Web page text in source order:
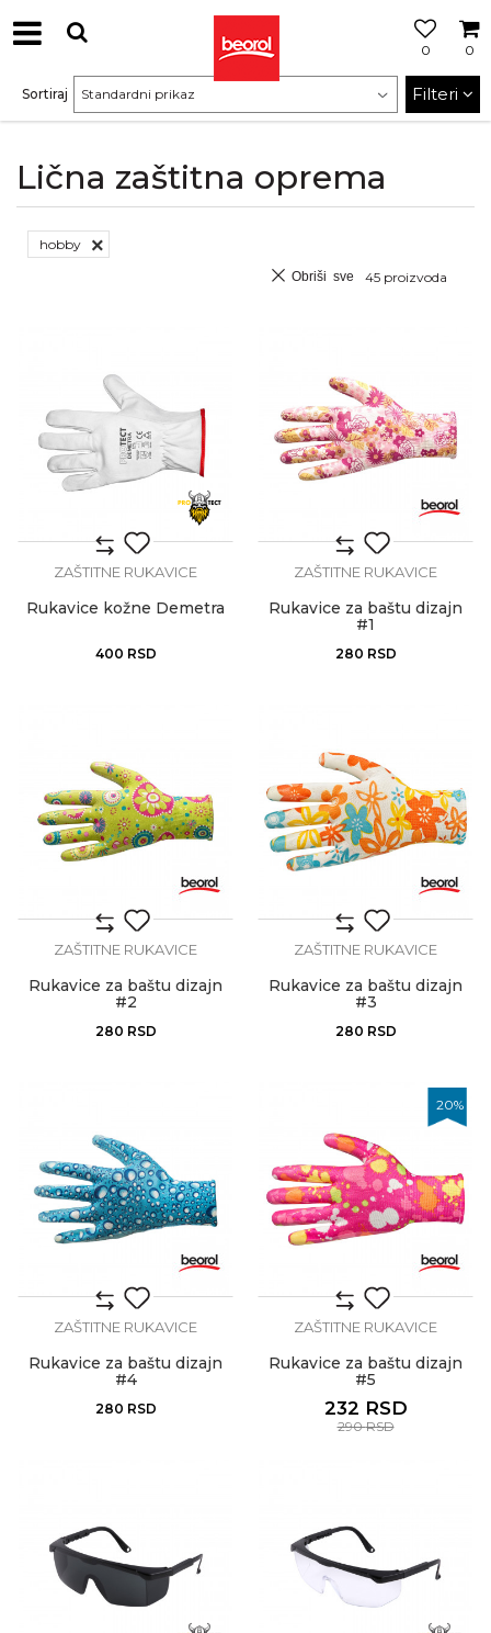
0
0
Lična zaštitna oprema
Sortiraj Filteri
hobby
45 proizvoda
Obriši sve
ZAŠTITNE RUKAVICE
Rukavice kožne Demetra
400 RSD
ZAŠTITNE RUKAVICE
Rukavice za baštu dizajn
#1
280 RSD
ZAŠTITNE RUKAVICE
Rukavice za baštu dizajn
#2
280 RSD
ZAŠTITNE RUKAVICE
Rukavice za baštu dizajn
#3
280 RSD
ZAŠTITNE RUKAVICE
Rukavice za baštu dizajn
#4
280 RSD
20%
ZAŠTITNE RUKAVICE
Rukavice za baštu dizajn
#5
232 RSD
290RSD